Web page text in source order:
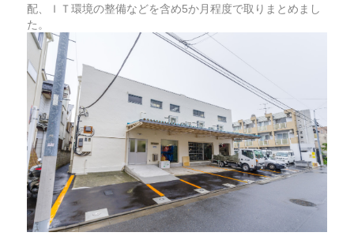
配、ＩＴ環境の整備などを含め5か月程度で取りまとめまし
た。